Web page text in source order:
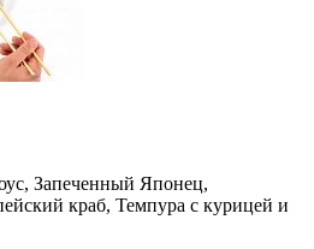
Запеченный Японец,
краб, Темпура с курицей и